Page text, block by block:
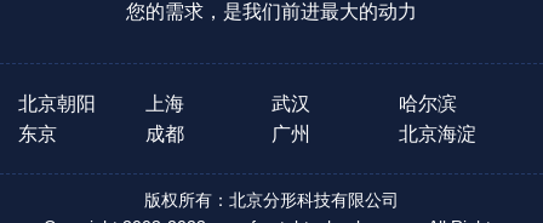
您的需求，是我们前进最大的动力
北京朝阳 上海 武汉
哈尔滨
东京
成都 广州 北京海淀
版权所有：北京分形科技有限公司